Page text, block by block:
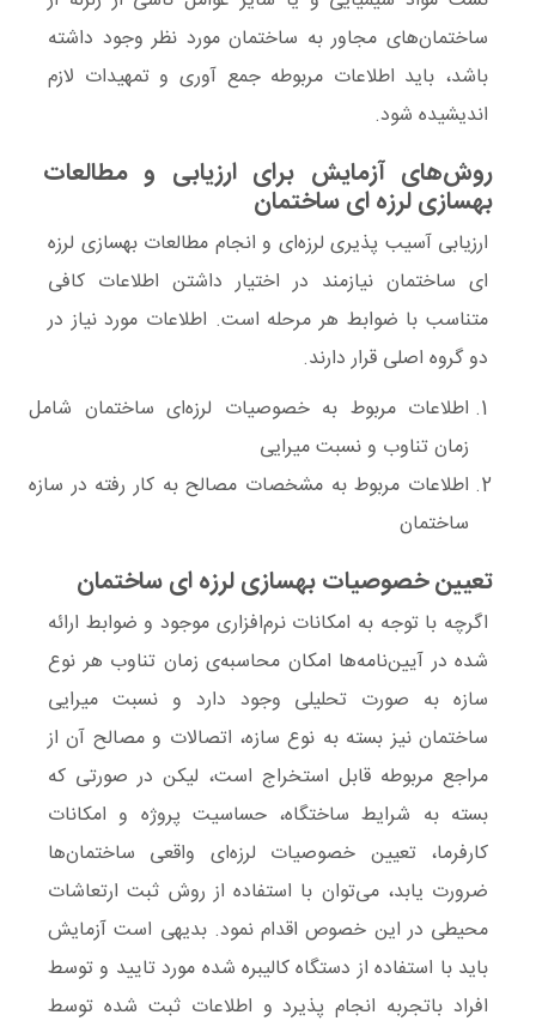
ساختمان‌های ‌مجاور به ساختمان مورد نظر وجود داشته
باشد، باید اطلاعات مربوطه جمع آوری و تمهیدات لازم
اندیشیده شود.
روش‌های آزمایش برای ارزیابی و مطالعات
بهسازی لرزه ای ساختمان
ارزیابی آسیب پذیری لرزه‌ای و انجام مطالعات بهسازی لرزه
ای ساختمان نیازمند در اختیار داشتن اطلاعات کافی
متناسب با ضوابط هر مرحله است. اطلاعات مورد نیاز در
دو گروه اصلی قرار دارند‌.
اطلاعات مربوط بهخصوصیات لرزه‌ای ساختمان شامل
زمان تناوب و نسبت میرایی
اطلاعات مربوط به مشخصات مصالحبه کار رفته در سازه
ساختمان
تعیین خصوصیات بهسازی لرزه ای ساختمان
اگرچه با توجه به امکانات نرم‌افزاری موجود و ضوابط ارائه
شده در آیین‌نامه‌ها امکان محاسبه‌ی زمان تناوب هر نوع
سازه به صورت تحلیلی وجود دارد ونسبت میرایی
ساختمان نیز بسته به نوع سازه، اتصالات و مصالح آن از
مراجع مربوطه قابل استخراج است، لیکن در صورتی که
بسته به شرایط ساختگاه،حساسیت پروژه و امکانات
کارفرما، تعیین خصوصیات لرزه‌ای واقعی ساختمان‌ها
ضرورت یابد، می‌توان با استفاده از روش ثبت ارتعاشات
محیطی در این خصوص اقدام نمود. بدیهی است آزمایش
باید با استفاده از دستگاه کالیبره شده مورد تایید و توسط
افراد باتجربه انجام پذیرد و اطلاعات ثبت شده توسط